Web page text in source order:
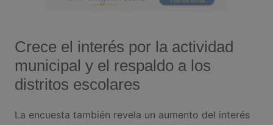
Crece el interés por la actividad
municipal y el respaldo a los
distritos escolares
La encuesta también revela un aumento del interés